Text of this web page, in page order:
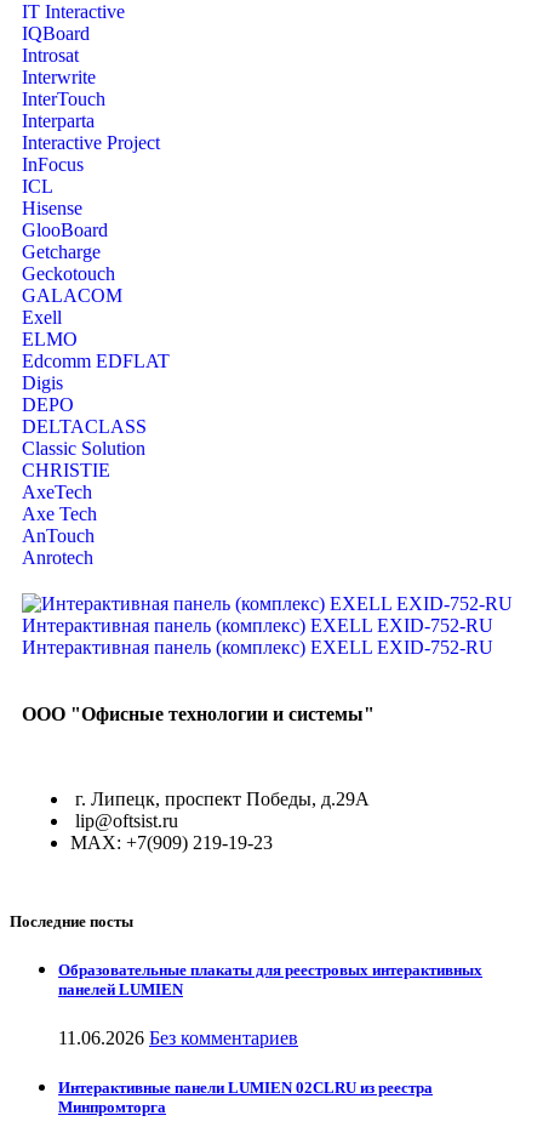
IT Interactive
IQBoard
Introsat
Interwrite
InterTouch
Interparta
Interactive Project
InFocus
ICL
Hisense
GlooBoard
Getcharge
Geckotouch
GALACOM
Exell
ELMO
Edcomm EDFLAT
Digis
DEPO
DELTACLASS
Classic Solution
CHRISTIE
AxeTech
Axe Tech
AnTouch
Anrotech
ООО "Офисные технологии и системы"
г. Липецк, проспект Победы, д.29А
lip@oftsist.ru
МАХ: +7(909) 219-19-23
Последние посты
Образовательные плакаты для реестровых интерактивных
панелей LUMIEN
11.06.2026 Без комментариев
Интерактивные панели LUMIEN 02CLRU из реестра
Минпромторга